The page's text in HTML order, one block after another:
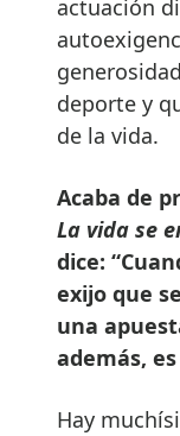
actuación
deporte y
de la vida.
Acaba de
La vida se
dice:
exijo que
una
además,
Hay